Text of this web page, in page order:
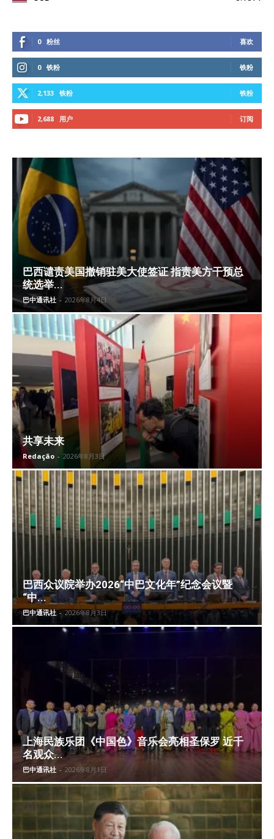
0 粉丝 喜欢
0 铁粉 铁粉
2,133 铁粉 铁粉
2,688 用户 订阅
巴西谴责美国撤销驻美大使签证 指责美方干预总
统选举...
巴中通讯社 - 2026年8月4日
共享未来
Redação - 2026年8月3日
巴西众议院举办2026“中巴文化年”纪念会议暨
“中...
巴中通讯社 - 2026年8月3日
上海民族乐团《中国色》音乐会亮相圣保罗 近千
名观众...
巴中通讯社 - 2026年8月1日